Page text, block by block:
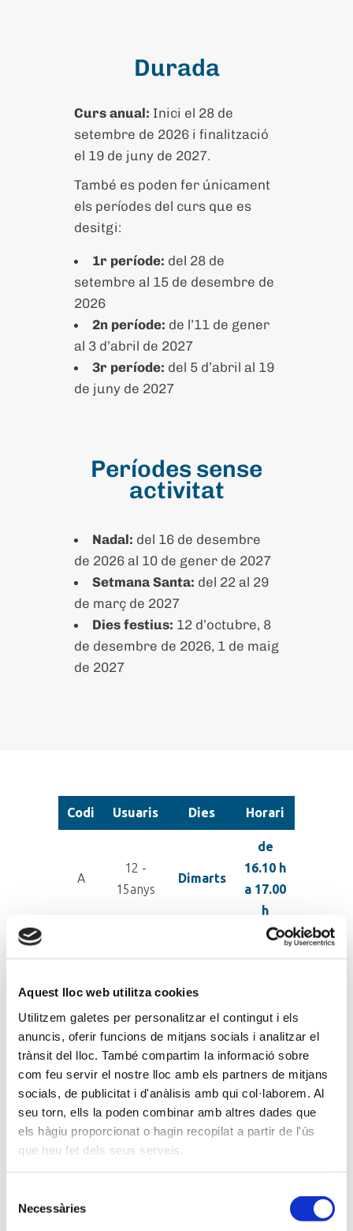
Aquest lloc web utilitza cookies
Utilitzem galetes per personalitzar el contingut i els
anuncis, oferir funcions de mitjans socials i analitzar el
trànsit del lloc. També compartim la informació sobre
com feu servir el nostre lloc amb els partners de mitjans
socials, de publicitat i d'anàlisis amb qui col·laborem. Al
seu torn, ells la poden combinar amb altres dades que
els hàgiu proporcionat o hagin recopilat a partir de l'ús
que heu fet dels seus serveis.
Necessàries
Durada
Curs anual: Inici el 28 de
setembre de 2026 i finalització
el 19 de juny de 2027.
També es poden fer únicament
els períodes del curs que es
desitgi:
1r període: del 28 de
setembre al 15 de desembre de
2026
2n període: de l’11 de gener
al 3 d’abril de 2027
3r període: del 5 d’abril al 19
de juny de 2027
Períodes sense
activitat
Nadal: del 16 de desembre
de 2026 al 10 de gener de 2027
Setmana Santa: del 22 al 29
de març de 2027
Dies festius: 12 d’octubre, 8
de desembre de 2026, 1 de maig
de 2027
Codi Usuaris Dies Horari
A
12 -
15anys
Dimarts
de
16.10 h
a 17.00
h
15anys
de
PREUS
Preu per Període Preu Curs
Abonats
Abonats
(50%
Dte.)